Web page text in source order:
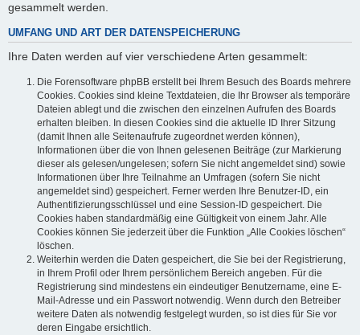
gesammelt werden.
UMFANG UND ART DER DATENSPEICHERUNG
Ihre Daten werden auf vier verschiedene Arten gesammelt:
Die Forensoftware phpBB erstellt bei Ihrem Besuch des Boards mehrere
Cookies. Cookies sind kleine Textdateien, die Ihr Browser als temporäre
Dateien ablegt und die zwischen den einzelnen Aufrufen des Boards
erhalten bleiben. In diesen Cookies sind die aktuelle ID Ihrer Sitzung
(damit Ihnen alle Seitenaufrufe zugeordnet werden können),
Informationen über die von Ihnen gelesenen Beiträge (zur Markierung
dieser als gelesen/ungelesen; sofern Sie nicht angemeldet sind) sowie
Informationen über Ihre Teilnahme an Umfragen (sofern Sie nicht
angemeldet sind) gespeichert. Ferner werden Ihre Benutzer-ID, ein
Authentifizierungsschlüssel und eine Session-ID gespeichert. Die
Cookies haben standardmäßig eine Gültigkeit von einem Jahr. Alle
Cookies können Sie jederzeit über die Funktion „Alle Cookies löschen“
löschen.
Weiterhin werden die Daten gespeichert, die Sie bei der Registrierung,
in Ihrem Profil oder Ihrem persönlichem Bereich angeben. Für die
Registrierung sind mindestens ein eindeutiger Benutzername, eine E-
Mail-Adresse und ein Passwort notwendig. Wenn durch den Betreiber
weitere Daten als notwendig festgelegt wurden, so ist dies für Sie vor
deren Eingabe ersichtlich.